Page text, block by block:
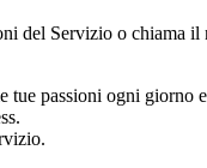
del Servizio o chiama
passioni ogni giorno